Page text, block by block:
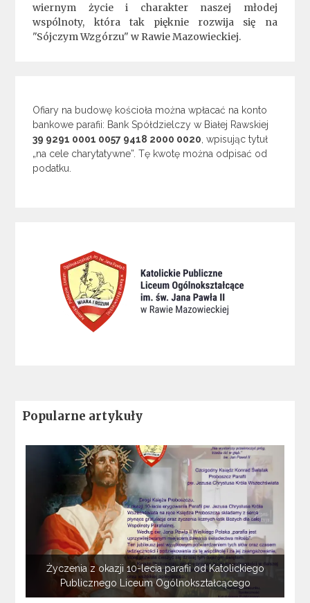
wiernym życie i charakter naszej młodej
wspólnoty, która tak pięknie rozwija się na
"Sójczym Wzgórzu" w Rawie Mazowieckiej.
Ofiary na budowę kościoła można wpłacać na konto
bankowe parafii: Bank Spółdzielczy w Białej Rawskiej
39 9291 0001 0057 9418 2000 0020 , wpisując tytuł
„na cele charytatywne”. Tę kwotę można odpisać od
podatku.
Popularne artykuły
Życzenia z okazji 10-lecia parafii od Katolickiego
Publicznego Liceum Ogólnokształcącego